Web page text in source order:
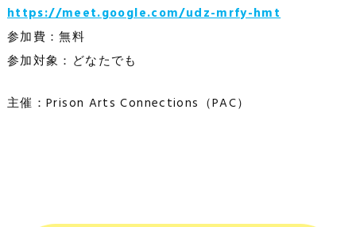
https://meet.google.com/udz-mrfy-hmt
参加費：無料
参加対象：どなたでも
主催：Prison Arts Connections（PAC）